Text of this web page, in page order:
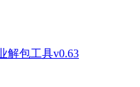
解包工具v0.63